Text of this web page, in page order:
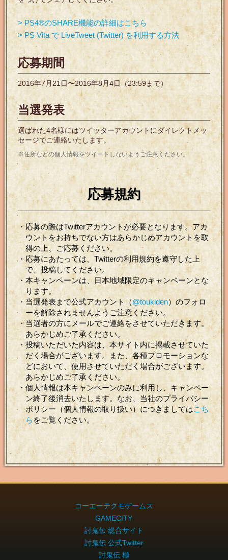
> PS4®のSHARE機能の詳細はこちら
> PS Vita で LiveTweet (Twitter) を利用する方法
応募期間
2016年7月21日〜2016年8月4日（23:59まで）
当選発表
選ばれた4名様にはツイッターアカウントにダイレクトメッ
セージでご連絡いたします。
※住所などの個人情報をツイートしないようご注意ください。
応募規約
・応募の際はTwitterアカウントが必要となります。アカ
ウントをお持ちでない方はあらかじめアカウントを取
得の上、ご応募ください。
・応募にあたっては、Twitterの利用規約を遵守した上
で、投稿してください。
・本キャンペーンは、日本地域限定のキャンペーンとな
ります。
・当選発表まで公式アカウント（@toukiden）のフォロ
ーを解除されませんようご注意ください。
・当選者の方にメールでご連絡をさせていただきます。
あらかじめご了承ください。
・投稿いただいた内容は、本サイト内に掲載させていた
だく場合がございます。また、各種プロモーションな
どにおいて、使用させていただく場合がございます。
あらかじめご了承ください。
・個人情報は本キャンペーンのみに利用し、キャンペー
ン終了後消去いたします。なお、当社のプライバシー
ポリシー（個人情報の取り扱い）につきましてはこち
らをご覧ください。
コーエーテクモゲームス
GAMECITY
討鬼伝 総合サイト
討鬼伝 公式Twitter
討鬼伝 極